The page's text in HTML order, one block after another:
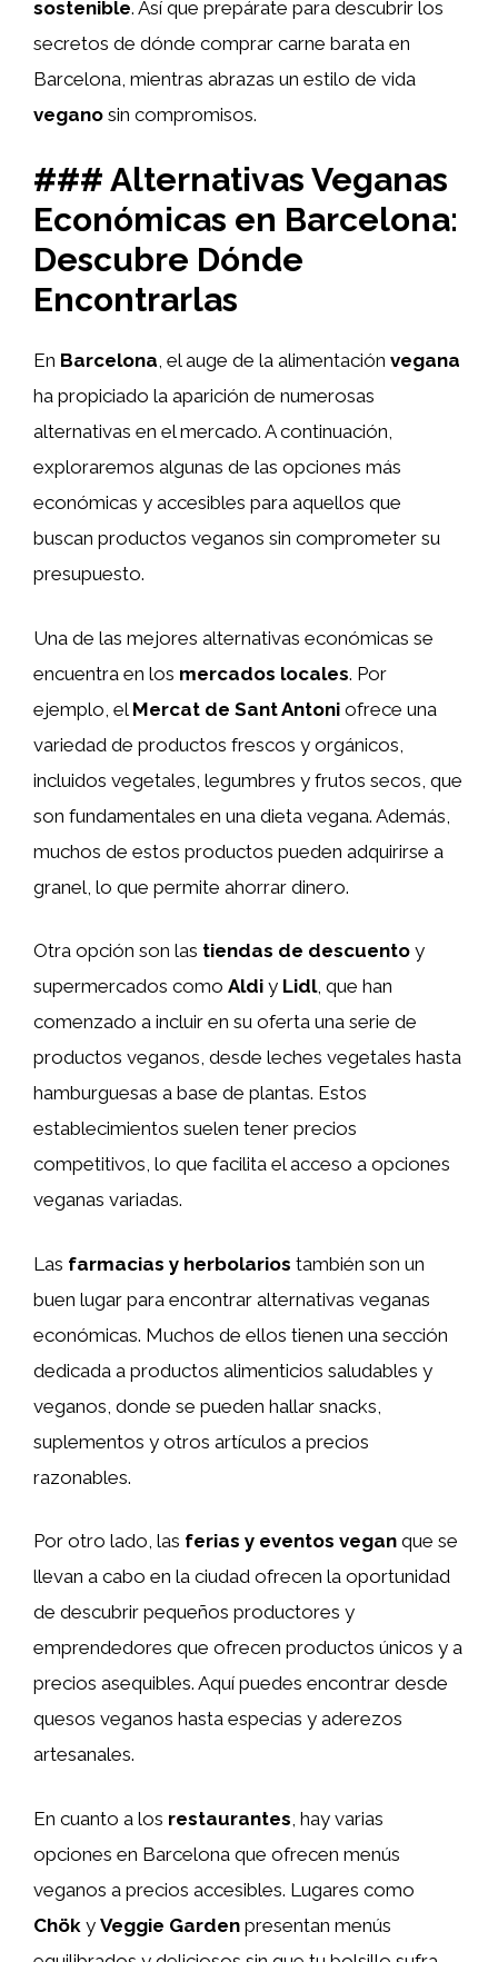
sostenible. Así que prepárate para descubrir los
secretos de dónde comprar carne barata en
Barcelona, mientras abrazas un estilo de vida
vegano sin compromisos.
### Alternativas Veganas
Económicas en Barcelona:
Descubre Dónde
Encontrarlas
En Barcelona, el auge de la alimentación vegana
ha propiciado la aparición de numerosas
alternativas en el mercado. A continuación,
exploraremos algunas de las opciones más
económicas y accesibles para aquellos que
buscan productos veganos sin comprometer su
presupuesto.
Una de las mejores alternativas económicas se
encuentra en los mercados locales. Por
ejemplo, el Mercat de Sant Antoni ofrece una
variedad de productos frescos y orgánicos,
incluidos vegetales, legumbres y frutos secos, que
son fundamentales en una dieta vegana. Además,
muchos de estos productos pueden adquirirse a
granel, lo que permite ahorrar dinero.
Otra opción son las tiendas de descuento y
supermercados como Aldi y Lidl, que han
comenzado a incluir en su oferta una serie de
productos veganos, desde leches vegetales hasta
hamburguesas a base de plantas. Estos
establecimientos suelen tener precios
competitivos, lo que facilita el acceso a opciones
veganas variadas.
Las farmacias y herbolarios también son un
buen lugar para encontrar alternativas veganas
económicas. Muchos de ellos tienen una sección
dedicada a productos alimenticios saludables y
veganos, donde se pueden hallar snacks,
suplementos y otros artículos a precios
razonables.
Por otro lado, las ferias y eventos vegan que se
llevan a cabo en la ciudad ofrecen la oportunidad
de descubrir pequeños productores y
emprendedores que ofrecen productos únicos y a
precios asequibles. Aquí puedes encontrar desde
quesos veganos hasta especias y aderezos
artesanales.
En cuanto a los restaurantes , hay varias
opciones en Barcelona que ofrecen menús
veganos a precios accesibles. Lugares como
Chök y Veggie Garden presentan menús